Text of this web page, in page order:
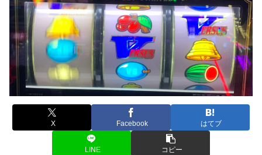
X Facebook はてブ
LINE コピー